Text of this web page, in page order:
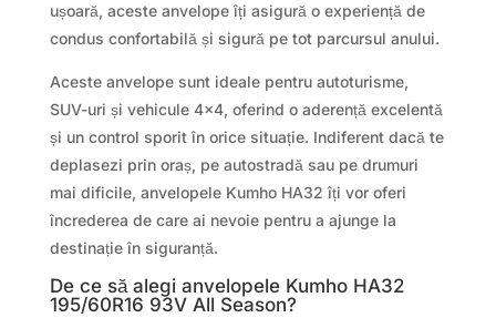
ușoară, aceste anvelope îți asigură o experiență de
condus confortabilă și sigură pe tot parcursul anului.
Aceste anvelope sunt ideale pentru autoturisme,
SUV-uri și vehicule 4×4, oferind o aderență excelentă
și un control sporit în orice situație. Indiferent dacă te
deplasezi prin oraș, pe autostradă sau pe drumuri
mai dificile, anvelopele Kumho HA32 îți vor oferi
încrederea de care ai nevoie pentru a ajunge la
destinație în siguranță.
De ce să alegi anvelopele Kumho HA32
195/60R16 93V All Season?